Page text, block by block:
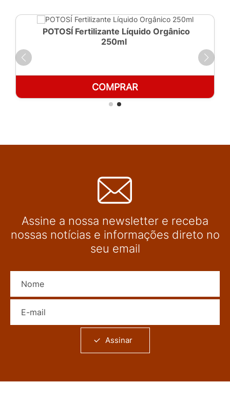
POTOSÍ Fertilizante Líquido Orgânico
250ml
COMPRAR
Assine a nossa newsletter e receba
nossas notícias e informações direto no
seu email
Assinar